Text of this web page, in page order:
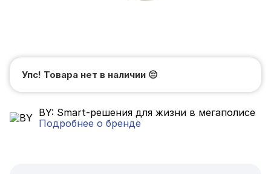
Упс! Товара нет в наличии 😔
BY: Smart-решения для жизни в мегаполисе
Подробнее о бренде